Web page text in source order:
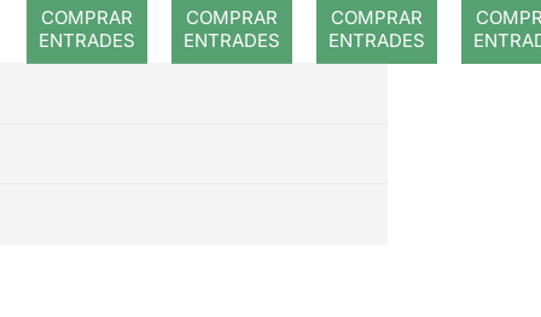
COMPRAR
ENTRADES
COMPRAR
ENTRADES
COMPRAR
ENTRADES